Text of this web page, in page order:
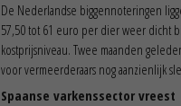
De Nederlandse biggennoteringen
57,50 tot 61 euro per dier weer dicht
kostprijsniveau. Twee maanden
voor vermeerderaars nog aanzienlijk
Spaanse varkenssector vreest